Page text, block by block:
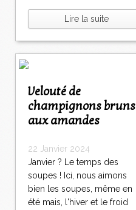
Lire la suite
Velouté de
champignons bruns
aux amandes
22 Janvier 2024
Janvier ? Le temps des
soupes ! Ici, nous aimons
bien les soupes, même en
été mais, l'hiver et le froid